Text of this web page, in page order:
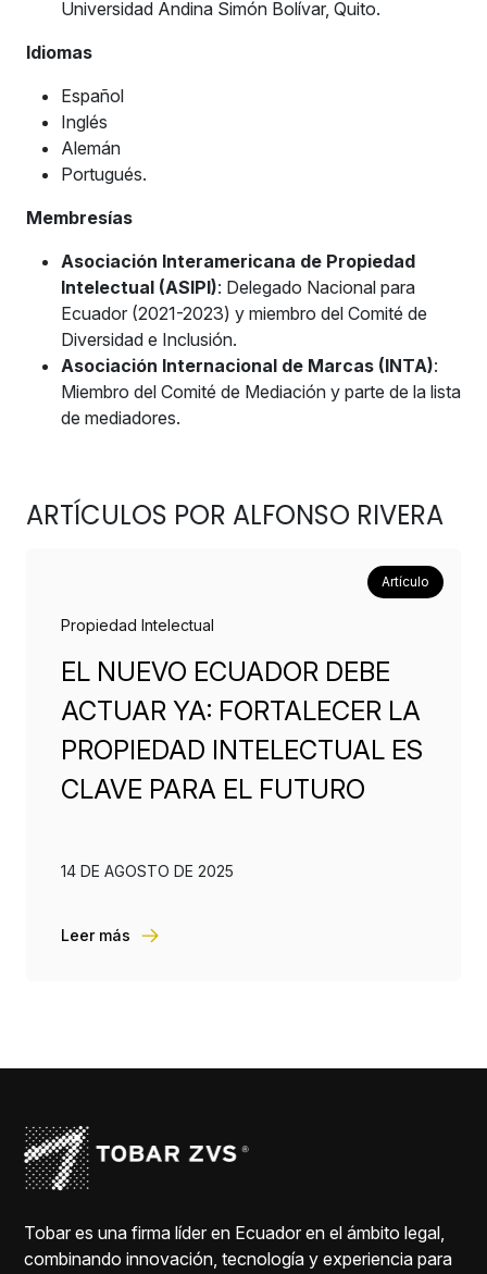
Universidad Andina Simón Bolívar, Quito.
Idiomas
Español
Inglés
Alemán
Portugués.
Membresías
Asociación Interamericana de Propiedad
Intelectual (ASIPI): Delegado Nacional para
Ecuador (2021-2023) y miembro del Comité de
Diversidad e Inclusión.
Asociación Internacional de Marcas (INTA):
Miembro del Comité de Mediación y parte de la lista
de mediadores.
ARTÍCULOS POR ALFONSO RIVERA
Artículo
Propiedad Intelectual
EL NUEVO ECUADOR DEBE
ACTUAR YA: FORTALECER LA
PROPIEDAD INTELECTUAL ES
CLAVE PARA EL FUTURO
14 DE AGOSTO DE 2025
Leer más
Tobar es una firma líder en Ecuador en el ámbito legal,
combinando innovación, tecnología y experiencia para